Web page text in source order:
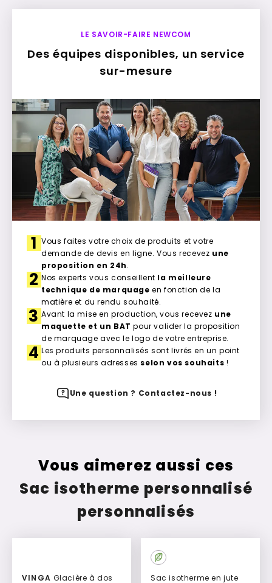
LE SAVOIR-FAIRE NEWCOM
Des équipes disponibles, un service
sur-mesure
1 Vous faites votre choix de produits et votre
demande de devis en ligne. Vous recevez une
proposition en 24h.
2 Nos experts vous conseillent la meilleure
technique de marquage en fonction de la
matière et du rendu souhaité.
3 Avant la mise en production, vous recevez une
maquette et un BAT pour valider la proposition
de marquage avec le logo de votre entreprise.
4 Les produits personnalisés sont livrés en un point
ou à plusieurs adresses selon vos souhaits !
Une question ? Contactez-nous !
Vous aimerez aussi ces
Sac isotherme personnalisé
personnalisés
VINGA
Sac isotherme en jute